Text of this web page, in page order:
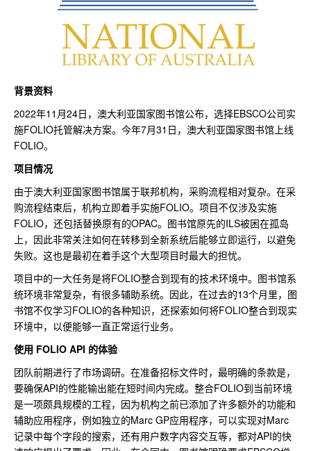
背景资料
2022年11月24日，澳大利亚国家图书馆公布，选择EBSCO公司实
施FOLIO托管解决方案。今年7月31日，澳大利亚国家图书馆上线
FOLIO。
项目情况
由于澳大利亚国家图书馆属于联邦机构，采购流程相对复杂。在采
购流程结束后，机构立即着手实施FOLIO。项目不仅涉及实施
FOLIO，还包括替换原有的OPAC。图书馆原先的ILS被困在孤岛
上，因此非常关注如何在转移到全新系统后能够立即运行，以避免
失败。这也是最初在着手这个大型项目时最大的担忧。
项目中的一大任务是将FOLIO整合到现有的技术环境中。图书馆系
统环境非常复杂，有很多辅助系统。因此，在过去的13个月里，图
书馆不仅学习FOLIO的各种知识，还探索如何将FOLIO整合到现实
环境中，以便能够一直正常运行业务。
使用 FOLIO API 的体验
团队前期进行了市场调研。在准备招标文件时，最明确的条款是，
要确保API的性能输出能在短时间内完成。整合FOLIO到当前环境
是一项颇具规模的工程，因为机构之前已添加了许多额外的功能和
辅助应用程序，例如独立的Marc GP应用程序，可以实现对Marc
记录中每个字段的搜索，还有用户数字内容交互等，都对API的快